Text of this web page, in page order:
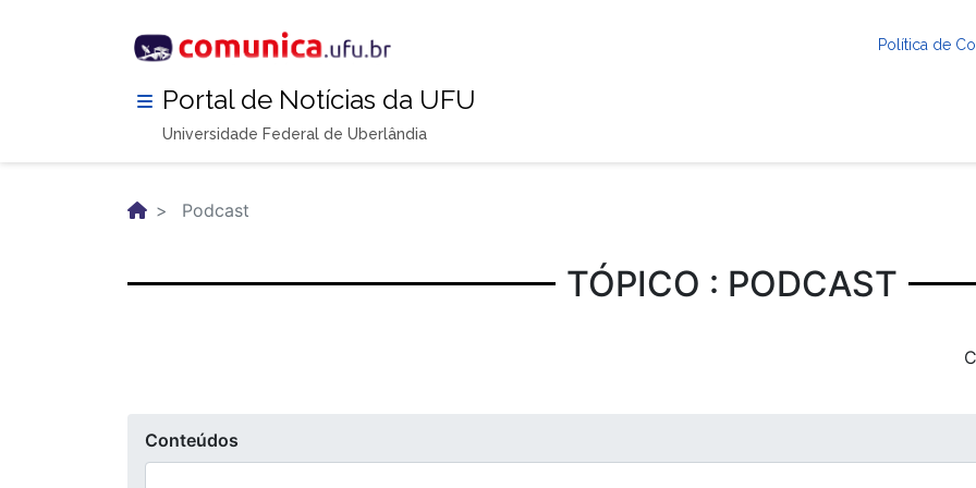
Política de
Portal de Notícias da UFU
Universidade Federal de Uberlândia
Podcast
TÓPICO : PODCAST
Conteúdos